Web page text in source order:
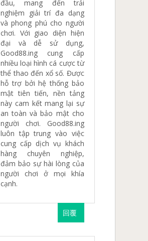
đầu, mang đến trải
nghiệm giải trí đa dạng
và phong phú cho người
chơi. Với giao diện hiện
đại và dễ sử dụng,
Good88.ing cung cấp
nhiều loại hình cá cược từ
thể thao đến xổ số. Được
hỗ trợ bởi hệ thống bảo
mật tiên tiến, nền tảng
này cam kết mang lại sự
an toàn và bảo mật cho
người chơi. Good88.ing
luôn tập trung vào việc
cung cấp dịch vụ khách
hàng chuyên nghiệp,
đảm bảo sự hài lòng của
người chơi ở mọi khía
cạnh.
回覆